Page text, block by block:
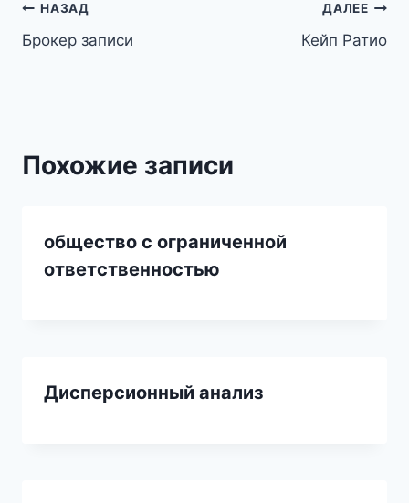
Навигация
по
НАЗАД
Брокер записи
ДАЛЕЕ
Кейп Ратио
Похожие записи
общество с ограниченной
ответственностью
Дисперсионный анализ